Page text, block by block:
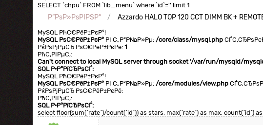
SELECT `chpu` FROM `lib_menu` where `id`='' limit 1
Р“РѕР»РѕРІРЅР° Azzardo HALO TOP 120 CCT DIMM BK +
MySQL РћС€РёР±РєР°!
MySQL РѕС€РёР±РєР° РІ С„Р°Р№Р»Рµ:/core/class/mysql.php
РќРѕРјРµСЂ РѕС€РёР±РєРё:1
РћС‚РІРµС‚:
Can't connect to local MySQL server through socket '/var/run/mysqld/
SQL Р·Р°РїСЂРѕСЃ:
MySQL РћС€РёР±РєР°!
MySQL РѕС€РёР±РєР° РІ С„Р°Р№Р»Рµ:/core/modules/view.php
РќРѕРјРµСЂ РѕС€РёР±РєРё:
РћС‚РІРµС‚:
SQL Р·Р°РїСЂРѕСЃ:
select floor(sum(`rate`)/count(`id`)) as stars, max(`rate`) as max, count(`id`)